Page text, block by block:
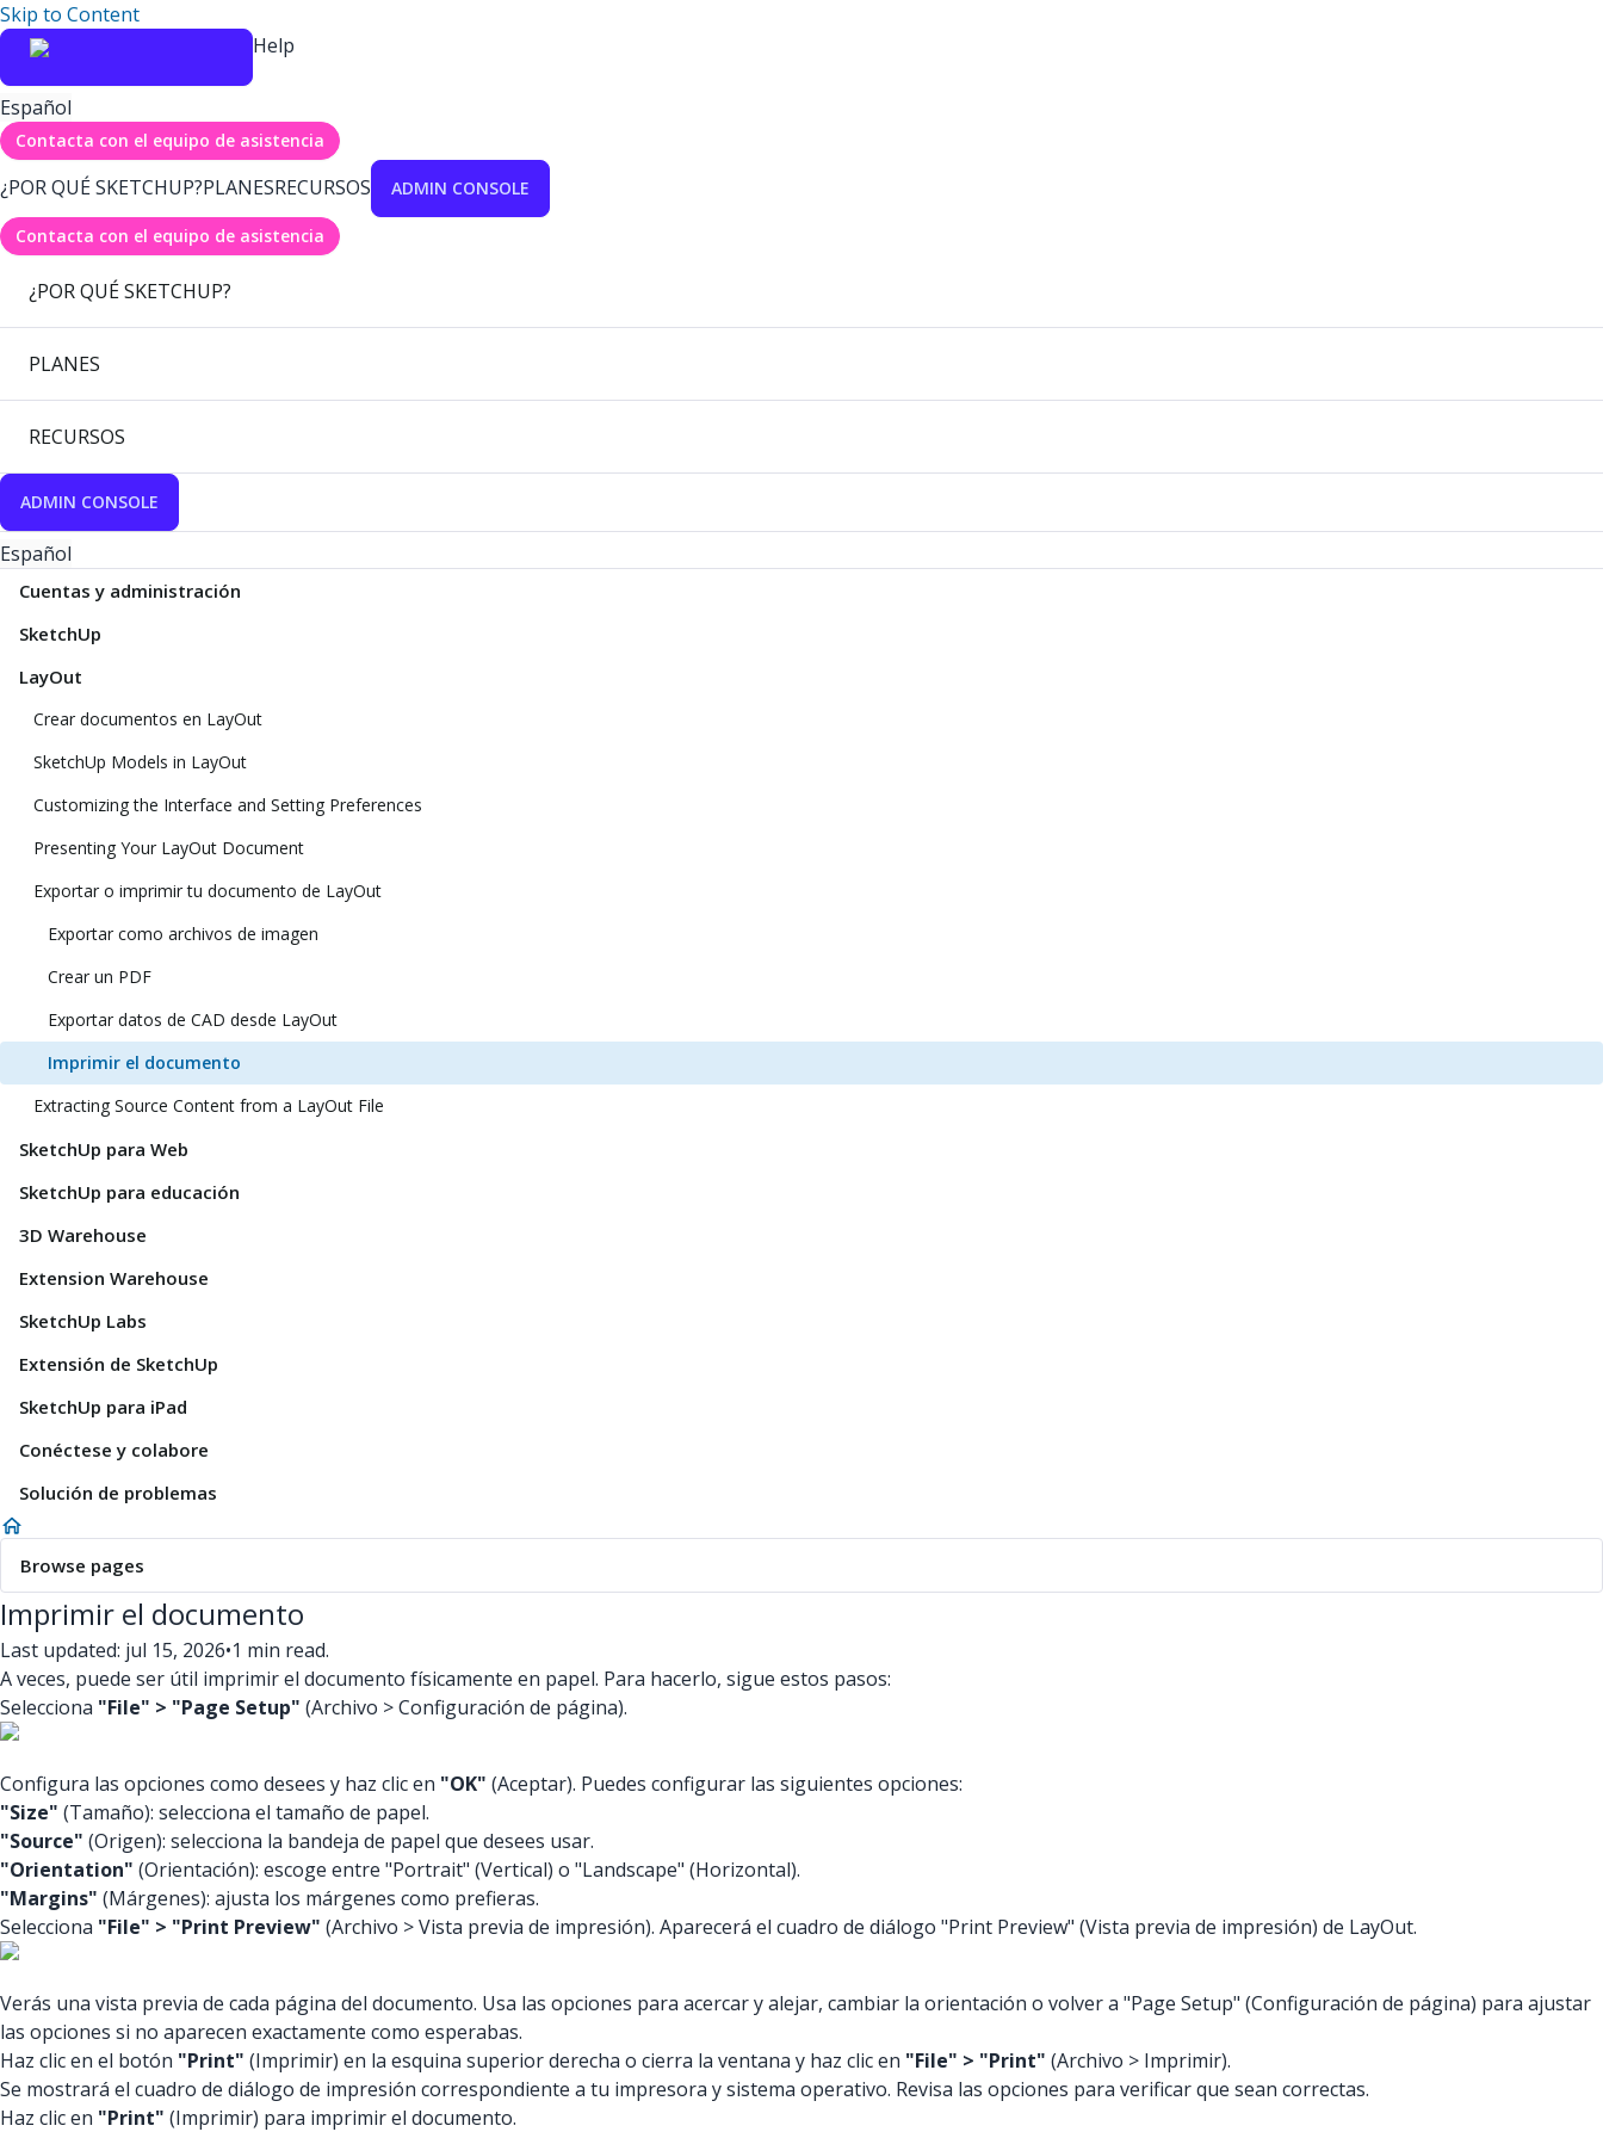
Skip to Content
Help
Español
Contacta con el equipo de asistencia
¿POR QUÉ SKETCHUP?PLANESRECURSOS ADMIN CONSOLE
Contacta con el equipo de asistencia
¿POR QUÉ SKETCHUP?
PLANES
RECURSOS
ADMIN CONSOLE
Español
Cuentas y administración
SketchUp
LayOut
Crear documentos en LayOut
SketchUp Models in LayOut
Customizing the Interface and Setting Preferences
Presenting Your LayOut Document
Exportar o imprimir tu documento de LayOut
Exportar como archivos de imagen
Crear un PDF
Exportar datos de CAD desde LayOut
Imprimir el documento
Extracting Source Content from a LayOut File
SketchUp para Web
SketchUp para educación
3D Warehouse
Extension Warehouse
SketchUp Labs
Extensión de SketchUp
SketchUp para iPad
Conéctese y colabore
Solución de problemas
Browse pages
Imprimir el documento
Last updated: jul 15, 2026•1 min read.
A veces, puede ser útil imprimir el documento físicamente en papel. Para hacerlo, sigue estos pasos:
Selecciona "File" > "Page Setup" (Archivo > Configuración de página).
Configura las opciones como desees y haz clic en "OK" (Aceptar). Puedes configurar las siguientes opciones:
"Size" (Tamaño): selecciona el tamaño de papel.
"Source" (Origen): selecciona la bandeja de papel que desees usar.
"Orientation" (Orientación): escoge entre "Portrait" (Vertical) o "Landscape" (Horizontal).
"Margins" (Márgenes): ajusta los márgenes como prefieras.
Selecciona "File" > "Print Preview" (Archivo > Vista previa de impresión). Aparecerá el cuadro de diálogo "Print Preview" (Vista previa de impresión) de LayOut.
Verás una vista previa de cada página del documento. Usa las opciones para acercar y alejar, cambiar la orientación o volver a "Page Setup" (Configuración de página) para ajustar
las opciones si no aparecen exactamente como esperabas.
Haz clic en el botón "Print" (Imprimir) en la esquina superior derecha o cierra la ventana y haz clic en "File" > "Print" (Archivo > Imprimir).
Se mostrará el cuadro de diálogo de impresión correspondiente a tu impresora y sistema operativo. Revisa las opciones para verificar que sean correctas.
Haz clic en "Print" (Imprimir) para imprimir el documento.